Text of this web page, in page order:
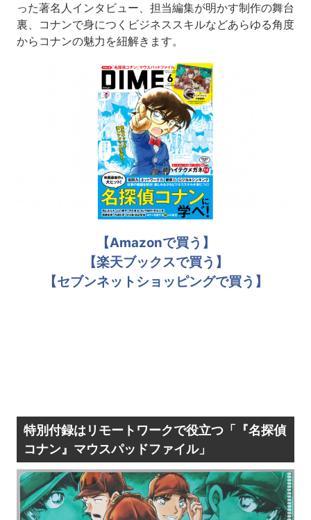
った著名人インタビュー、担当編集が明かす制作の舞台
裏、コナンで身につくビジネススキルなどあらゆる角度
からコナンの魅力を紐解きます。
【Amazonで買う】
【楽天ブックスで買う】
【セブンネットショッピングで買う】
特別付録はリモートワークで役立つ「『名探偵
コナン』マウスパッドファイル」